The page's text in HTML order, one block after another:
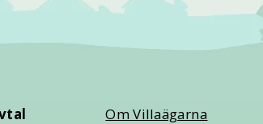
Om Villaägarna